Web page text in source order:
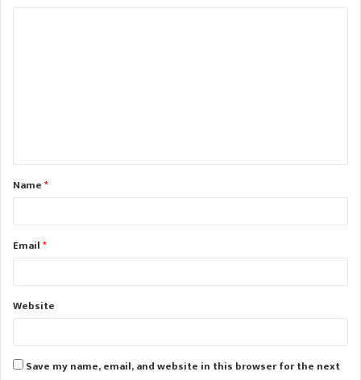
t
*Name*
Email*
Website
Save my name, email, and website in this browser for the next